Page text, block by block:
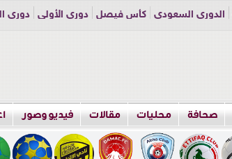
الدوري السعودي كأس فيصل دوري الأولى دوري
صحافة محليات مقالات فيديو وصور